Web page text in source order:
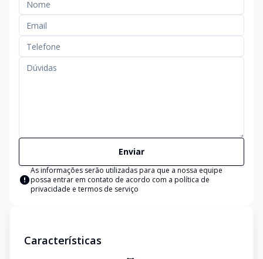
Enviar
As informações serão utilizadas para que a nossa equipe
possa entrar em contato de acordo com a política de
privacidade e termos de serviço
Características